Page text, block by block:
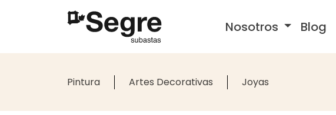
Nosotros Blog
Pintura Artes Decorativas Joyas